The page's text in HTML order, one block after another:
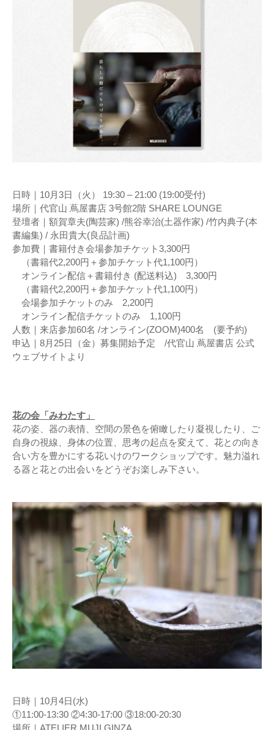
日時｜10月3日（火） 19:30 – 21:00 (19:00受付)
場所｜代官山 蔦屋書店 3号館2階 SHARE LOUNGE
登壇者｜額賀章夫(陶芸家) /熊谷幸治(土器作家) /竹内典子(本
書編集) / 永田貴大(良品計画)
参加費｜書籍付き会場参加チケット3,300円
（書籍代2,200円＋参加チケット代1,100円）
オンライン配信＋書籍付き (配送料込) 3,300円
（書籍代2,200円＋参加チケット代1,100円）
会場参加チケットのみ 2,200円
オンライン配信チケットのみ 1,100円
人数｜来店参加60名 /オンライン(ZOOM)400名 (要予約)
申込｜8月25日（金）募集開始予定 /代官山 蔦屋書店 公式
ウェブサイトより
花の会「みわたす」
花の姿、器の表情、空間の景色を俯瞰したり凝視したり、ご
自身の視線、身体の位置、思考の起点を変えて、花との向き
合い方を豊かにする花いけのワークショップです。魅力溢れ
る器と花との出会いをどうぞお楽しみ下さい。
日時｜10月4日(水)
①11:00-13:30 ②4:30-17:00 ③18:00-20:30
場所｜ATELIER MUJI GINZA